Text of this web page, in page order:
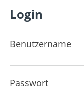
Login
Benutzername
Passwort